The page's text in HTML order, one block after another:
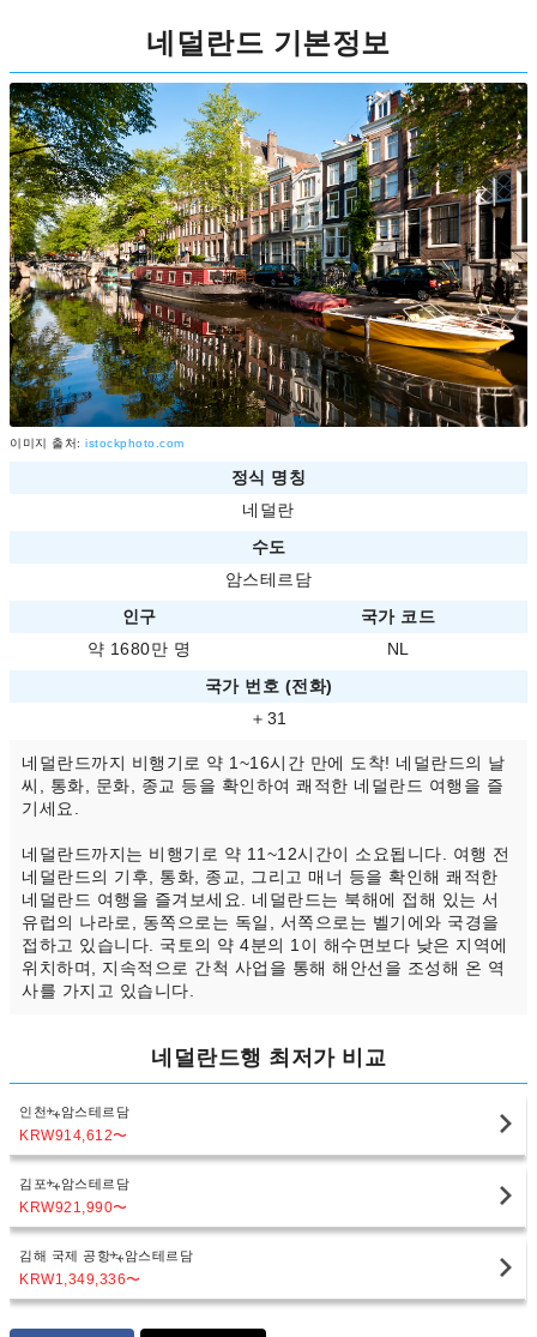
네덜란드 기본정보
이미지 출처: istockphoto.com
정식 명칭
네덜란
수도
암스테르담
인구
국가 코드
약 1680만 명
NL
국가 번호 (전화)
＋31
네덜란드까지 비행기로 약 1~16시간 만에 도착! 네덜란드의 날
씨, 통화, 문화, 종교 등을 확인하여 쾌적한 네덜란드 여행을 즐
기세요.
네덜란드까지는 비행기로 약 11~12시간이 소요됩니다. 여행 전
네덜란드의 기후, 통화, 종교, 그리고 매너 등을 확인해 쾌적한
네덜란드 여행을 즐겨보세요. 네덜란드는 북해에 접해 있는 서
유럽의 나라로, 동쪽으로는 독일, 서쪽으로는 벨기에와 국경을
접하고 있습니다. 국토의 약 4분의 1이 해수면보다 낮은 지역에
위치하며, 지속적으로 간척 사업을 통해 해안선을 조성해 온 역
사를 가지고 있습니다.
네덜란드행 최저가 비교
인천 암스테르담
KRW914,612〜
김포 암스테르담
KRW921,990〜
김해 국제 공항 암스테르담
KRW1,349,336〜